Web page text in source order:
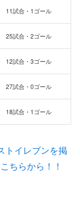
11試合・1ゴール
25試合・2ゴール
12試合・3ゴール
27試合・0ゴール
18試合・1ゴール
トイレブンを掲
ちらから！！